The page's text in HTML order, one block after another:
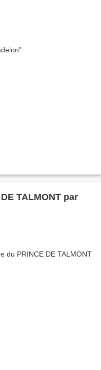
TALMONT par